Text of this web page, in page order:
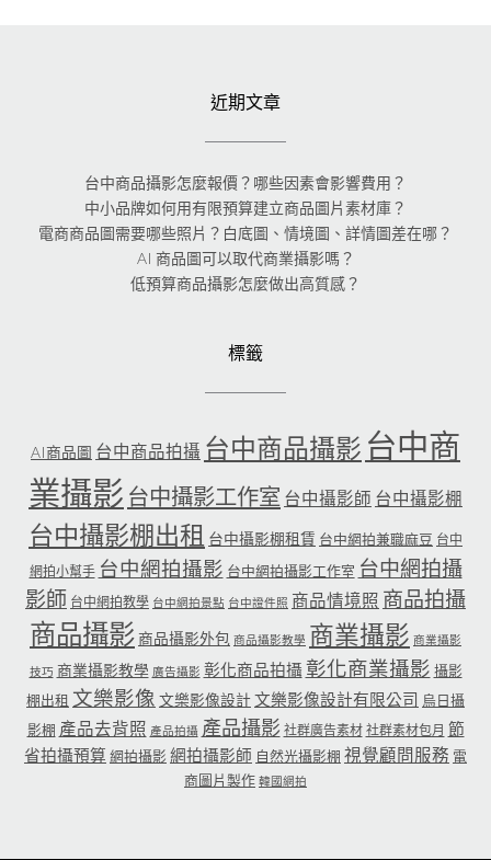
近期文章
台中商品攝影怎麼報價？哪些因素會影響費用？
中小品牌如何用有限預算建立商品圖片素材庫？
電商商品圖需要哪些照片？白底圖、情境圖、詳情圖差在哪？
AI 商品圖可以取代商業攝影嗎？
低預算商品攝影怎麼做出高質感？
標籤
AI商品圖 台中商品拍攝 台中商品攝影 台中商
業攝影 台中攝影工作室 台中攝影師 台中攝影棚
台中攝影棚出租 台中攝影棚租賃 台中網拍兼職麻豆 台中
網拍小幫手 台中網拍攝影 台中網拍攝影工作室 台中網拍攝
影師 台中網拍教學 台中網拍景點 台中證件照 商品情境照 商品拍攝
商品攝影商品攝影外包 商品攝影教學 商業攝影 商業攝影
技巧 商業攝影教學 廣告攝影 彰化商品拍攝 彰化商業攝影 攝影
棚出租 文樂影像 文樂影像設計文樂影像設計有限公司 烏日攝
影棚 產品去背照 產品拍攝 產品攝影 社群廣告素材 社群素材包月 節
省拍攝預算 網拍攝影 網拍攝影師 自然光攝影棚 視覺顧問服務 電
商圖片製作 韓國網拍